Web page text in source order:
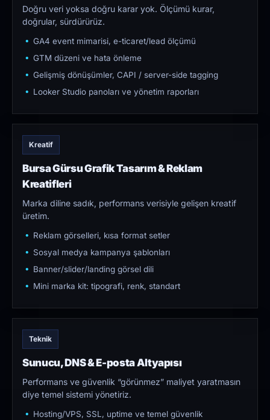
Doğru veri yoksa doğru karar yok. Ölçümü kurar,
doğrular, sürdürürüz.
GA4 event mimarisi, e-ticaret/lead ölçümü
GTM düzeni ve hata önleme
Gelişmiş dönüşümler, CAPI / server-side tagging
Looker Studio panoları ve yönetim raporları
Kreatif
Bursa Gürsu Grafik Tasarım & Reklam
Kreatifleri
Marka diline sadık, performans verisiyle gelişen kreatif
üretim.
Reklam görselleri, kısa format setler
Sosyal medya kampanya şablonları
Banner/slider/landing görsel dili
Mini marka kit: tipografi, renk, standart
Teknik
Sunucu, DNS & E-posta Altyapısı
Performans ve güvenlik “görünmez” maliyet yaratmasın
diye temel sistemi yönetiriz.
Hosting/VPS, SSL, uptime ve temel güvenlik